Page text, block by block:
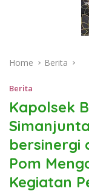
Home Berita
Berita
Kapolsek
bersinergi
Pom
Kegiatan